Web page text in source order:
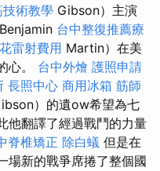
技術教學 Gibson）主演
台中整復推薦療
雷射費用 Martin）在美
心。 台中外燴 護照申請
長照中心 商用冰箱 筋師
）的遺ow希望為七
他翻譯了經過戰鬥的力量
脊椎矯正 除白蟻 但是在
場新的戰爭席捲了整個國